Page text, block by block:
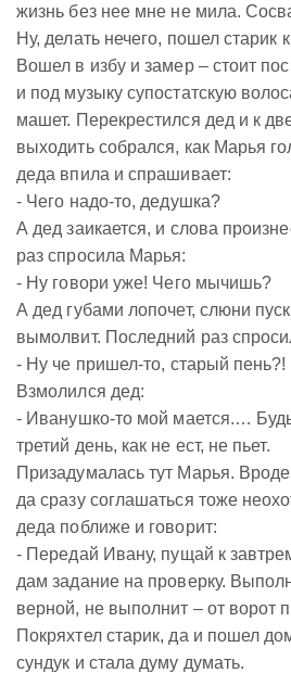
жизнь без нее мне не мила.
Ну, делать нечего, пошел старик
Вошел в избу и замер – стоит
и под музыку супостатскую
машет. Перекрестился дед и к
выходить собрался, как Марья
деда впила и спрашивает:
- Чего надо-то, дедушка?
А дед заикается, и слова
раз спросила Марья:
- Ну говори уже! Чего мычишь?
А дед губами лопочет, слюни
вымолвит. Последний раз
- Ну че пришел-то, старый пень?!
Взмолился дед:
- Иванушко-то мой мается.…
третий день, как не ест, не пьет.
Призадумалась тут Марья.
да сразу соглашаться тоже
деда поближе и говорит:
- Передай Ивану, пущай к
дам задание на проверку.
верной, не выполнит – от ворот
Покряхтел старик, да и пошел
сундук и стала думу думать.